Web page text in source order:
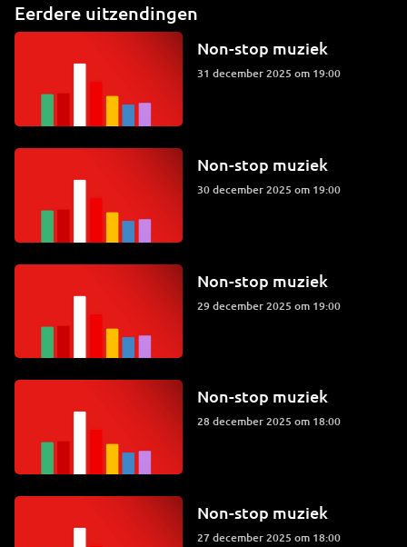
Eerdere uitzendingen
Non-stop muziek
31 december 2025 om 19:00
Non-stop muziek
30 december 2025 om 19:00
Non-stop muziek
29 december 2025 om 19:00
Non-stop muziek
28 december 2025 om 18:00
Non-stop muziek
27 december 2025 om 18:00